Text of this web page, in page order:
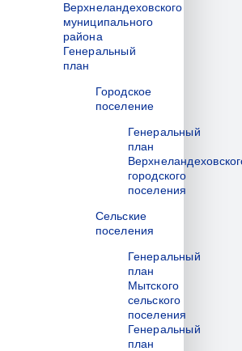
Верхнеландеховского
муниципального
района
Генеральный
план
Городское
поселение
Генеральный
план
городского
поселения
Сельские
поселения
Генеральный
план
Мытского
сельского
поселения
Генеральный
план